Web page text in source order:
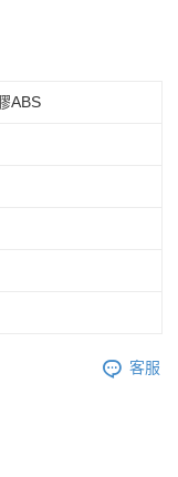
ABS
客服